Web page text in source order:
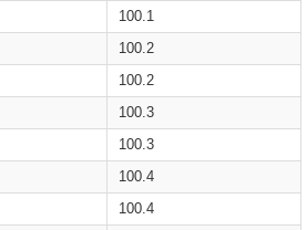
100.1
100.2
100.2
100.3
100.3
100.4
100.4